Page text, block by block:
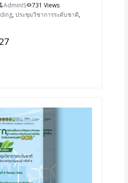
AdminIS
731 Views
,ประชุมวิชาการระดับชาติ,